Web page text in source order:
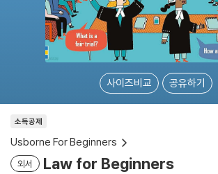
사이즈비교 공유하기
소득공제
Usborne For Beginners
외서 Law for Beginners